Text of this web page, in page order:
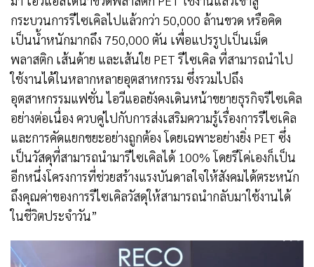
กระบวนการรีไซเคิลไปแล้วกว่า 50,000 ล้านขวด หรือคิด
เป็นน้ำหนักมากถึง 750,000 ตัน เพื่อแปรรูปเป็นเม็ด
พลาสติก เส้นด้าย และเส้นใย PET รีไซเคิล ที่สามารถนำไป
ใช้งานได้ในหลากหลายอุตสาหกรรม ซึ่งรวมไปถึง
อุตสาหกรรมแฟชั่น ไอวีแอลยังคงเดินหน้าขยายธุรกิจรีไซเคิล
อย่างต่อเนื่อง ควบคู่ไปกับการส่งเสริมความรู้เรื่องการรีไซเคิล
และการคัดแยกขยะอย่างถูกต้อง โดยเฉพาะอย่างยิ่ง PET ซึ่ง
เป็นวัสดุที่สามารถนำมารีไซเคิลได้ 100% โดยรีโค่เองก็เป็น
อีกหนึ่งโครงการที่ช่วยสร้างแรงบันดาลใจให้สังคมได้ตระหนัก
ถึงคุณค่าของการรีไซเคิลวัสดุให้สามารถนำกลับมาใช้งานได้
ในชีวิตประจำวัน”